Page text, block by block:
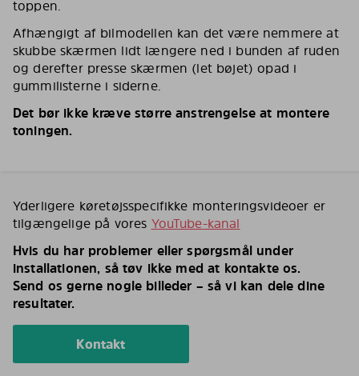
toppen.
Afhængigt af bilmodellen kan det være nemmere at
skubbe skærmen lidt længere ned i bunden af ruden
og derefter presse skærmen (let bøjet) opad i
gummilisterne i siderne.
Det bør ikke kræve større anstrengelse at montere
toningen.
Yderligere køretøjsspecifikke monteringsvideoer er
tilgængelige på vores YouTube-kanal
Hvis du har problemer eller spørgsmål under
installationen, så tøv ikke med at kontakte os.
Send os gerne nogle billeder – så vi kan dele dine
resultater.
Kontakt